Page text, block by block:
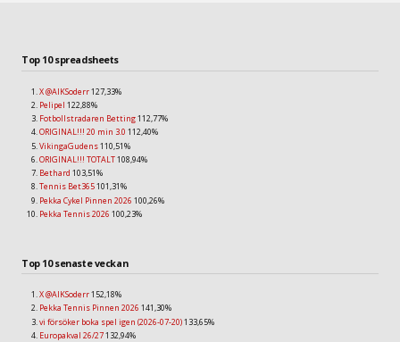
Top 10 spreadsheets
X @AIKSoderr127,33%
Pelipel 122,88%
Fotbollstradaren Betting112,77%
ORIGINAL!!! 20 min 3.0 112,40%
VikingaGudens110,51%
ORIGINAL!!! TOTALT108,94%
Bethard 103,51%
Tennis Bet365101,31%
Pekka Cykel Pinnen 2026 100,26%
Pekka Tennis 2026 100,23%
Top 10 senaste veckan
X @AIKSoderr152,18%
Pekka Tennis Pinnen 2026 141,30%
vi försöker boka spel igen (2026-07-20)133,65%
Europakval 26/27132,94%